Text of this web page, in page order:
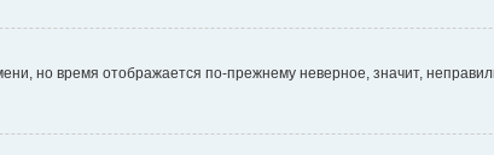
но время отображается по-прежнему неверное, значит,